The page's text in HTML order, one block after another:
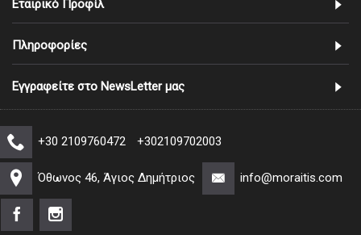
Εταιρικό Προφίλ
Πληροφορίες
Εγγραφείτε στο NewsLetter μας
+30 2109760472 +302109702003
Όθωνος 46, Άγιος Δημήτριος info@moraitis.com